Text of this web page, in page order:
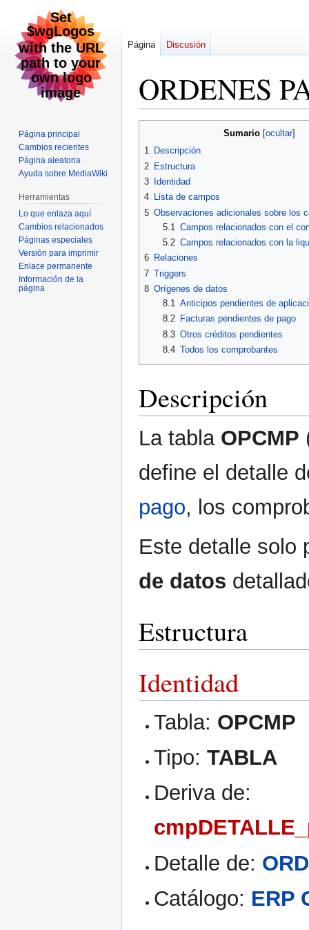
ORDENES
navegación
búsqueda
Sumario
1 Descripción
2 Estructura
3
Identidad
4 Lista de campos
5 Observaciones adicionales sobre los
5.1
Campos relacionados con el
5.2 Campos relacionados con la
6 Relaciones
7 Triggers
8 Orígenes de datos
8.1 Anticipos pendientes de
8.2
Facturas pendientes de pago
8.3 Otros créditos pendientes
8.4 Todos los comprobantes
Descripción
La tabla OPCMP
define el detalle
pago, los
Este detalle solo
de datos
Estructura
Identidad
Tabla: OPCMP
Tipo:TABLA
Deriva de:
Detalle de:
Catálogo: ERP
Página Discusión
Página principal
Cambios recientes
Página aleatoria
Ayuda sobre MediaWiki
Herramientas
Lo que enlaza aquí
Cambios relacionados
Páginas especiales
Versión para imprimir
Enlace permanente
Información de la
página